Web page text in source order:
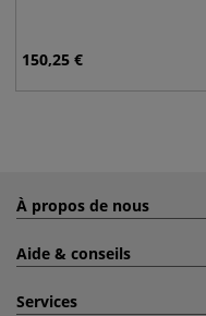
150,25 €
À propos de nous
Aide & conseils
Services